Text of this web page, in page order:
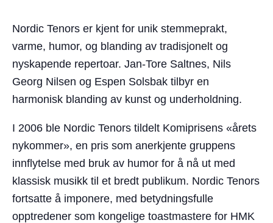
Nordic Tenors er kjent for unik stemmeprakt,
varme, humor, og blanding av tradisjonelt og
nyskapende repertoar. Jan-Tore Saltnes, Nils
Georg Nilsen og Espen Solsbak tilbyr en
harmonisk blanding av kunst og underholdning.
I 2006 ble Nordic Tenors tildelt Komiprisens «årets
nykommer», en pris som anerkjente gruppens
innflytelse med bruk av humor for å nå ut med
klassisk musikk til et bredt publikum. Nordic Tenors
fortsatte å imponere, med betydningsfulle
opptredener som kongelige toastmastere for HMK